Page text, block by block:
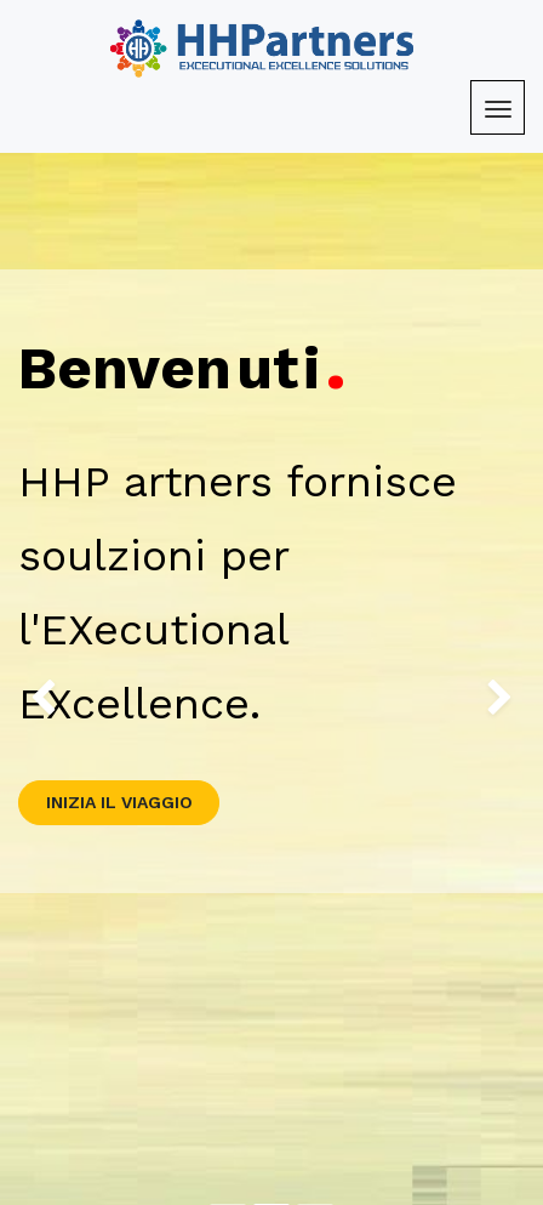
Benvenuti.
HHP artners fornisce
soulzioni per
l'EXecutional
EXcellence.
INIZIA IL VIAGGIO
Precedente